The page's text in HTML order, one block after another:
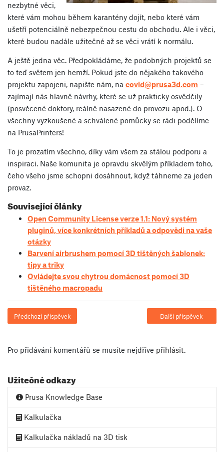
nezbytné věci,
které vám mohou během karantény dojít, nebo které vám
ušetří potenciálně nebezpečnou cestu do obchodu. Ale i věci,
které budou nadále užitečné až se věci vrátí k normálu.
A ještě jedna věc. Předpokládáme, že podobných projektů se
to teď světem jen hemží. Pokud jste do nějakého takového
projektu zapojeni, napište nám, na covid@prusa3d.com –
zajímají nás hlavně návrhy, které se už prakticky osvědčily
(posvěcené doktory, reálně nasazené do provozu apod.). O
všechny vyzkoušené a schválené pomůcky se rádi podělíme
na PrusaPrinters!
To je prozatím všechno, díky vám všem za stálou podporu a
inspiraci. Naše komunita je opravdu skvělým příkladem toho,
čeho všeho jsme schopni dosáhnout, když táhneme za jeden
provaz.
Související články
Open Community License verze 1.1: Nový systém
pluginů, více konkrétních příkladů a odpovědi na vaše
otázky
Barvení airbrushem pomocí 3D tištěných šablonek:
tipy a triky
Ovládejte svou chytrou domácnost pomocí 3D
tištěného macropadu
Předchozí příspěvek Další příspěvek
Pro přidávání komentářů se musíte nejdříve přihlásit.
Užitečné odkazy
Prusa Knowledge Base
Kalkulačka
Kalkulačka nákladů na 3D tisk